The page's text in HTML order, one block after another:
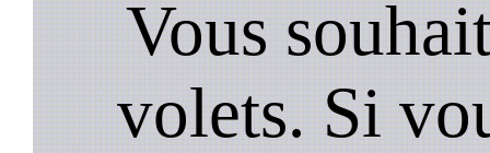
Vous
volets. Si